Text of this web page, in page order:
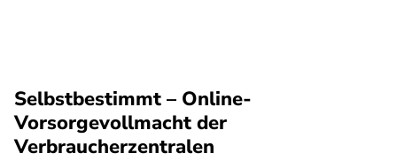
Selbstbestimmt – Online-
Vorsorgevollmacht der
Verbraucherzentralen